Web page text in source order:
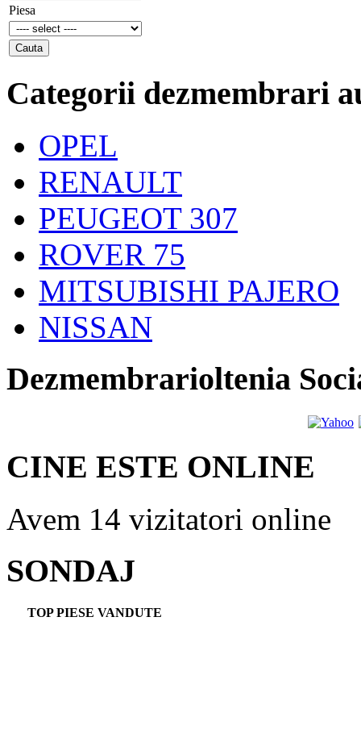
Piesa
Categorii dezmembrari
OPEL
RENAULT
PEUGEOT 307
ROVER 75
MITSUBISHI PAJERO
NISSAN
Dezmembrarioltenia
CINE ESTE ONLINE
Avem 14 vizitatori online
SONDAJ
TOP PIESE VANDUTE